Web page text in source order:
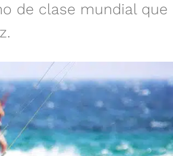
de clase mundial que